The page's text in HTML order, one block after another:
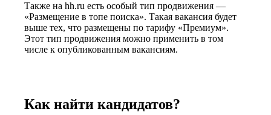
Также на hh.ru есть особый тип продвижения —
«Размещение в топе поиска». Такая вакансия будет
выше тех, что размещены по тарифу «Премиум».
Этот тип продвижения можно применить в том
числе к опубликованным вакансиям.
Как найти кандидатов?